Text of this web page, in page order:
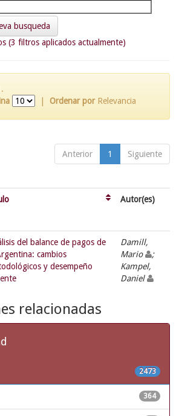
busqueda
(3 filtros aplicados actualmente)
Ordenar por Relevancia
Anterior 1 Siguiente
Autor(es)
del balance de pagos de
cambios
y desempeño
Damill,
Mario
;
Kampel,
Daniel
relacionadas
2473
364